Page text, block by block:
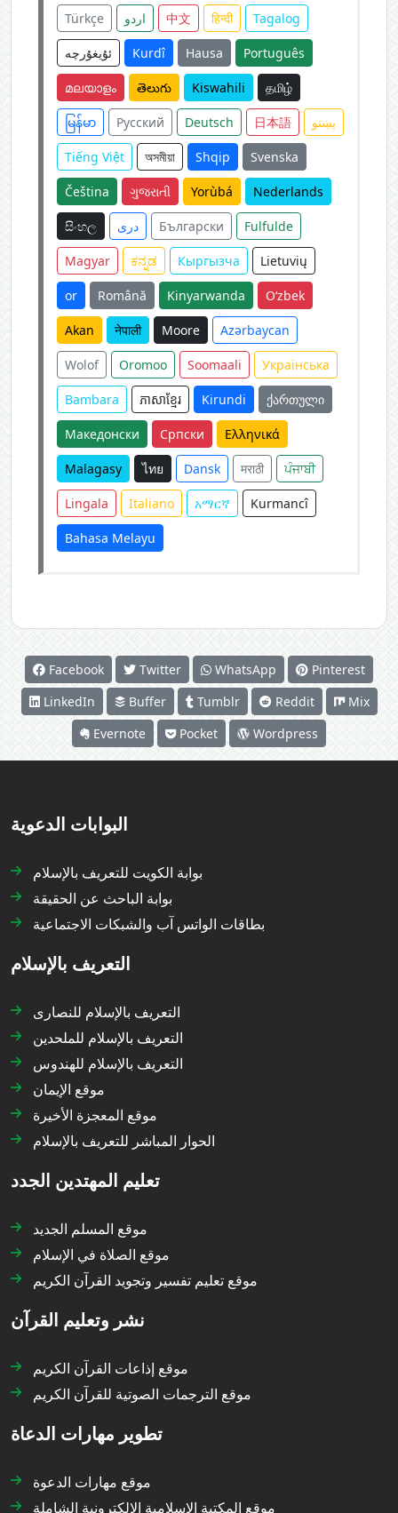
Türkçe اردو 中文 हिन्दी Tagalog
ئۇيغۇرچە Kurdî Hausa Português
മലയാളം తెలుగు Kiswahili தமிழ்
မြန်မာ Русский Deutsch 日本語 پښتو
Tiếng Việt অসমীয়া Shqip Svenska
Čeština ગુજરાતી Yorùbá Nederlands
සිංහල دری Български Fulfulde
Magyar ಕನ್ನಡ Кыргызча Lietuvių
or Română Kinyarwanda O‘zbek
Akan नेपाली Moore Azərbaycan
Wolof Oromoo Soomaali Українська
Bambara ភាសាខ្មែរ Kirundi ქართული
Македонски Српски Ελληνικά
Malagasy ไทย Dansk मराठी ਪੰਜਾਬੀ
Lingala Italiano አማርኛ Kurmancî
Bahasa Melayu
Facebook Twitter WhatsApp
Pinterest
LinkedIn
Buffer Tumblr Reddit
Mix
Evernote
Pocket Wordpress
البوابات الدعوية
بوابة الكويت للتعريف بالإسلام
بوابة الباحث عن الحقيقة
بطاقات الواتس آب والشبكات الاجتماعية
التعريف بالإسلام
التعريف بالإسلام للنصارى
التعريف بالإسلام للملحدين
التعريف بالإسلام للهندوس
موقع الإيمان
موقع المعجزة الأخيرة
الحوار المباشر للتعريف بالإسلام
تعليم المهتدين الجدد
موقع المسلم الجديد
موقع الصلاة في الإسلام
موقع تعليم تفسير وتجويد القرآن الكريم
نشر وتعليم القرآن
موقع إذاعات القرآن الكريم
موقع الترجمات الصوتية للقرآن الكريم
تطوير مهارات الدعاة
موقع مهارات الدعوة
موقع المكتبة الإسلامية الإلكترونية الشاملة